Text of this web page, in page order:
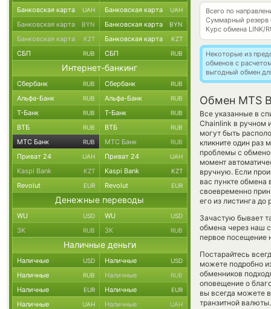
Всего по
Суммарный резерв
Курс обмена LINK/
Некоторые из
обменов с
выгодный обмен
Обмен MTS
Все указанные в
Chainlink в ручном
могут быть
кликните один раз
проблемы с
момент
вручную. Если
вас пункте
своевременно
его из листинга
Зачастую бывает
обмена через наш
первое посещение
Постарайтесь
можете подробно
обменников
оповещение о
вы всегда можете
транзитной валюты.
Банковская карта UAH Банковская карта UAH
Банковская карта BYN Банковская карта BYN
Банковская карта KZT Банковская карта KZT
СБП RUB СБП RUB
Интернет-банкинг
Сбербанк RUB Сбербанк RUB
Альфа-Банк RUB Альфа-Банк RUB
Т-Банк RUB Т-Банк RUB
ВТБ RUB ВТБ RUB
МТС Банк RUB МТС Банк RUB
Приват 24 UAH Приват 24 UAH
Kaspi Bank KZT Kaspi Bank KZT
Revolut EUR Revolut EUR
Денежные переводы
WU USD WU USD
ЗК RUB ЗК RUB
Наличные деньги
Наличные USD Наличные USD
Наличные RUB Наличные RUB
Наличные EUR Наличные EUR
Наличные UAH Наличные UAH